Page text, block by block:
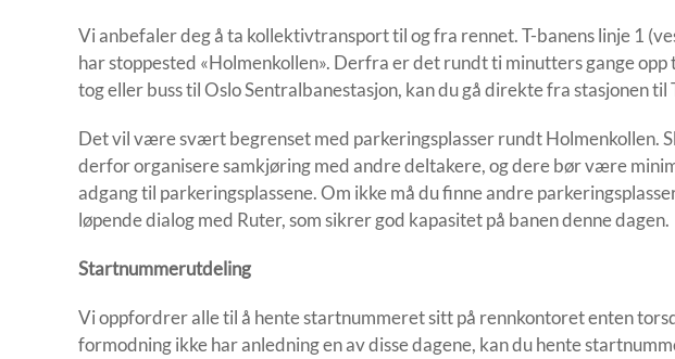
Vi anbefaler deg å ta kollektivtransport til og fra rennet. T-banens linje 1
har stoppested «Holmenkollen». Derfra er det rundt ti minutters gange
tog eller buss til Oslo Sentralbanestasjon, kan du gå direkte fra stasjonen til
Det vil være svært begrenset med parkeringsplasser rundt Holmenkollen.
derfor organisere samkjøring med andre deltakere, og dere bør være
adgang til parkeringsplassene. Om ikke må du finne andre
løpende dialog med Ruter, som sikrer god kapasitet på banen denne dagen.
Startnummerutdeling
Vi oppfordrer alle til å hente startnummeret sitt på rennkontoret enten
formodning ikke har anledning en av disse dagene, kan du hente